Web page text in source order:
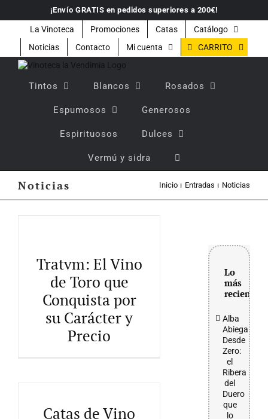
contenido
¡Envío GRATIS en pedidos superiores a 200€!
La Vinoteca Promociones Catas
Catálogo
Noticias
Contacto Mi cuenta CARRITO
Tintos Blancos Rosados
Espumosos Generosos
Espirituosos Dulces
Vermú y sidra
Noticias Inicio Entradas Noticias
Tratvm: El Vino de Toro que
Conquista por su Carácter y
Precio
Tratvm: El Vino
de Toro que
Conquista por
su Carácter y
Precio
Catas de Vino
Lo
más
reciente
Alba
Abiega
Desde
Zero:
el
Ribera
del
Duero
que
lo